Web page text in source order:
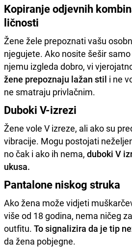
Kopiranje odjevnih
ličnosti
Žene žele prepoznati vašu
njegujete. Ako nosite šešir
njemu izgleda dobro, vi
žene prepoznaju lažan stil i ne
ne smatraju privlačnim.
Duboki V-izrezi
Žene vole V izreze, ali ako su
vibracije. Mogu postojati
no čak i ako ih nema, duboki V
ukusa.
Pantalone niskog struka
Ako žena može vidjeti
više od 18 godina, nema ničeg
outfitu. To signalizira da je tip
da žena pobjegne.